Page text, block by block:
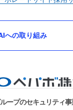
への取り組み
ープのセキュリティ